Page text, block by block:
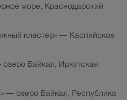
море, Краснодарский
кластер» — Каспийское
Байкал, Иркутская
— озеро Байкал, Республика